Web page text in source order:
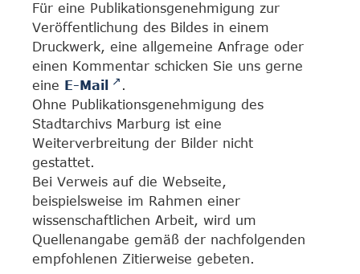
Für eine Publikationsgenehmigung zur
Veröffentlichung des Bildes in einem
Druckwerk, eine allgemeine Anfrage oder
einen Kommentar schicken Sie uns gerne
eine E-Mail
.
Ohne Publikationsgenehmigung des
Stadtarchivs Marburg ist eine
Weiterverbreitung der Bilder nicht
gestattet.
Bei Verweis auf die Webseite,
beispielsweise im Rahmen einer
wissenschaftlichen Arbeit, wird um
Quellenangabe gemäß der nachfolgenden
empfohlenen Zitierweise gebeten.